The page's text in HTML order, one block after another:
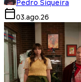
Pedro Siqueira
03.ago.26